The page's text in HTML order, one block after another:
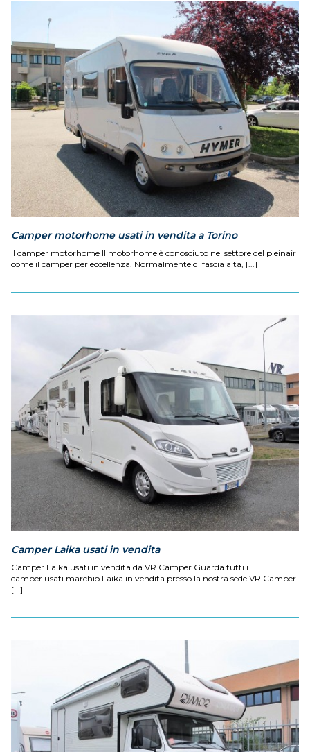
Camper motorhome usati in vendita a Torino
Il camper motorhome Il motorhome è conosciuto nel settore del pleinair
come il camper per eccellenza. Normalmente di fascia alta, [...]
Camper Laika usati in vendita
Camper Laika usati in vendita da VR Camper Guarda tutti i
camper usati marchio Laika in vendita presso la nostra sede VR Camper
[...]